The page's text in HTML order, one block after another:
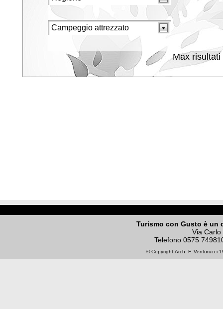
Max risultati
Turismo con Gusto è un
Via
Telefono 0575
© Copyright Arch. F. Venturucci